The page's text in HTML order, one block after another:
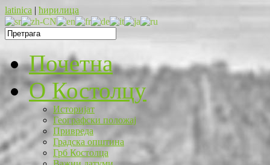
latinica | ћирилица
Почетна
O Костолцу
Историјат
Географски положај
Привреда
Градска општина
Грб Костолца